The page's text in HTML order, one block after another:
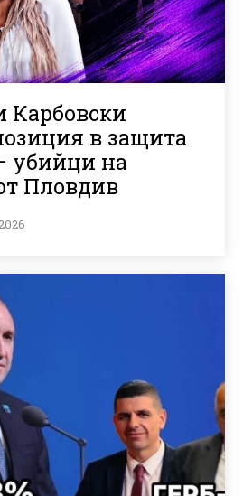
Карбовски
в защита
убийци на
Пловдив